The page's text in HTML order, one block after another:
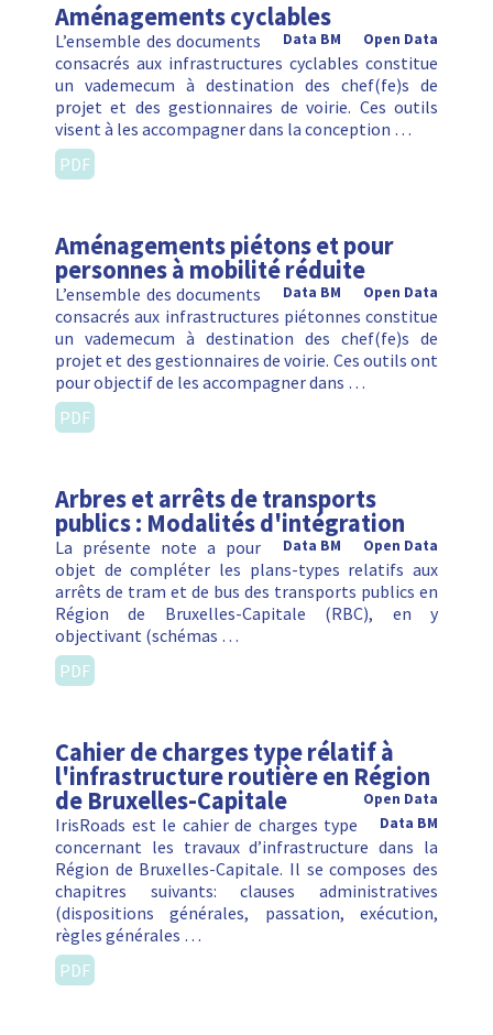
Aménagements cyclables
Open Data
Data BM
L’ensemble des documents
consacrés aux infrastructures cyclables constitue
un vademecum à destination des chef(fe)s de
projet et des gestionnaires de voirie. Ces outils
visent à les accompagner dans la conception …
PDF
Aménagements piétons et pour
personnes à mobilité réduite
Open Data
Data BM
L’ensemble des documents
consacrés aux infrastructures piétonnes constitue
un vademecum à destination des chef(fe)s de
projet et des gestionnaires de voirie. Ces outils ont
pour objectif de les accompagner dans …
PDF
Arbres et arrêts de transports
publics : Modalités d'intégration
Open Data
Data BM
La présente note a pour
objet de compléter les plans-types relatifs aux
arrêts de tram et de bus des transports publics en
Région de Bruxelles-Capitale (RBC), en y
objectivant (schémas …
PDF
Cahier de charges type rélatif à
l'infrastructure routière en Région
de Bruxelles-Capitale
Open Data
Data BM
IrisRoads est le cahier de charges type
concernant les travaux d’infrastructure dans la
Région de Bruxelles-Capitale. Il se composes des
chapitres suivants: clauses administratives
(dispositions générales, passation, exécution,
règles générales …
PDF